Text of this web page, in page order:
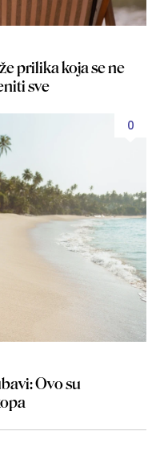
prilika koja se ne
sve
0
Ovo su